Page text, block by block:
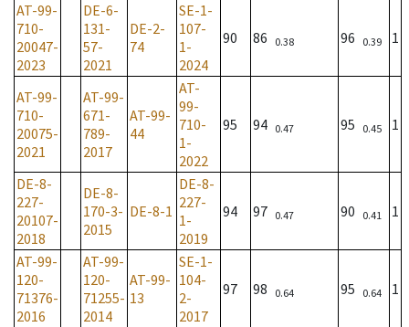
AT-99-
710-
20047-
2023
DE-6-
131-
57-
2021
DE-2-
74
SE-1-
107-
1-
2024
90 86 0.38 96 0.39 1
AT-99-
710-
20075-
2021
AT-99-
671-
789-
2017
AT-99-
44
AT-
99-
710-
1-
2022
95 94 0.47 95 0.45 1
DE-8-
227-
20107-
2018
DE-8-
170-3-
2015
DE-8-1
DE-8-
227-
1-
2019
94 97 0.47 90 0.41 1
AT-99-
120-
71376-
2016
AT-99-
120-
71255-
2014
AT-99-
13
SE-1-
104-
2-
2017
97 98 0.64 95 0.64 1